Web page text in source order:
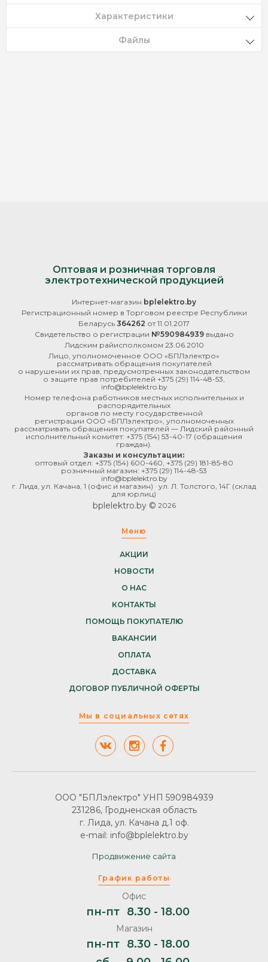
Характеристики
Файлы
Оптовая и розничная торговля
электротехнической продукцией
Интернет-магазин bplelektro.by
Регистрационный номер в Торговом реестре Республики
Беларусь 364262 от 11.01.2017
Свидетельство о регистрации №590984939выдано
Лидским райисполкомом 23.06.2010
Лицо, уполномоченное ООО «БПЛэлектро»
рассматривать обращения покупателей
о нарушении их прав, предусмотренных законодательством
о защите прав потребителей +375 (29) 114-48-53
info@bplelektro.by
Номер телефона работников местных исполнительных и
распорядительных
органов по месту государственной
регистрации ООО «БПЛэлектро», уполномоченных
рассматривать обращения покупателей — Лидский районный
исполнительный комитет: +375 (154) 53-40-17 (обращения
граждан).
Заказы и консультации:
оптовый отдел: +375 (154) 600-460 +375 (29) 181-85-80
розничный магазин: +375 (29) 114-48-53
info@bplelektro.by
г. Лида, ул. Качана, 1 (офис и магазин) · ул. Л. Толстого, 14Г (склад
для юрлиц)
bplelektro.by © 2026
Меню
АКЦИИ
НОВОСТИ
О НАС
КОНТАКТЫ
ПОМОЩЬ ПОКУПАТЕЛЮ
ВАКАНСИИ
ОПЛАТА
ДОСТАВКА
ДОГОВОР ПУБЛИЧНОЙ ОФЕРТЫ
Мы в социальных сетях
График работы
Офис
пн-пт 8.30 - 18.00
Магазин
пн-пт
8.30 - 18.00
ООО "БПЛэлектро" УНП 590984939
231286, Гродненская область
г. Лида, ул. Качана д.1 оф.
e-mail: info@bplelektro.by
Продвижение сайта